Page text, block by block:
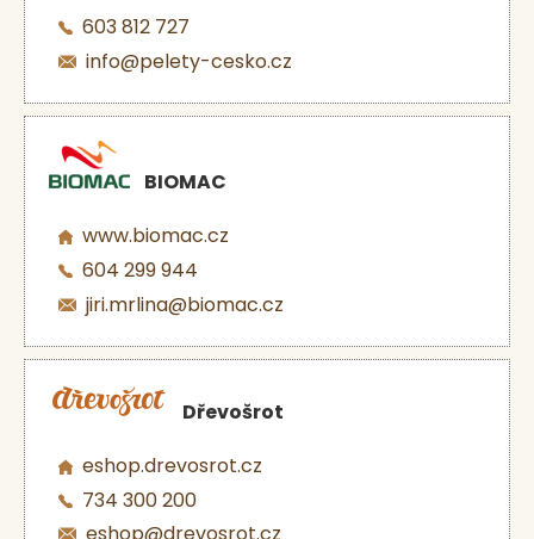
603 812 727
info@pelety-cesko.cz
BIOMAC
www.biomac.cz
604 299 944
jiri.mrlina@biomac.cz
Dřevošrot
eshop.drevosrot.cz
734 300 200